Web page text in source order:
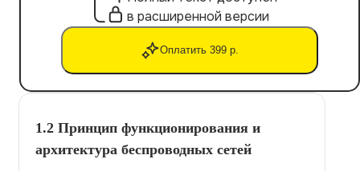
в расширенной версии
Оплатить 399 р.
1.2 Принцип функционирования и
архитектура беспроводных сетей